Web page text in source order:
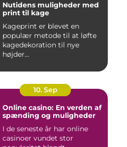
Nutidens muligheder med
print til kage
Kageprint er blevet en
populær metode til at løfte
kagedekoration til nye
højder...
10. Sep
Online casino: En verden af
spænding og muligheder
I de seneste år har online
casinoer vundet stor